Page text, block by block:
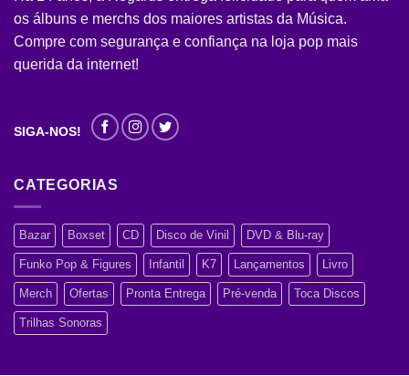
os álbuns e merchs dos maiores artistas da Música.
Compre com segurança e confiança na loja pop mais
querida da internet!
SIGA-NOS!
CATEGORIAS
Bazar Boxset CD Disco de Vinil DVD & Blu-ray
Funko Pop & Figures Infantil K7 Lançamentos Livro
Merch Ofertas Pronta Entrega Pré-venda Toca Discos
Trilhas Sonoras